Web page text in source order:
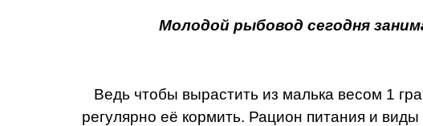
Молодой рыбовод се­годня
Ведь чтобы вырастить из малька весом 1
регулярно её кормить. Рацион питания и